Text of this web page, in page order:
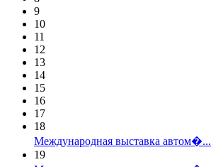
9
10
11
12
13
14
15
16
17
18
Международная выставка автом�...
19